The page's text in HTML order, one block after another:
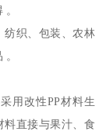
纺织、包装、农林
用改性PP材料生
料直接与果汁、食